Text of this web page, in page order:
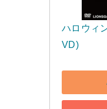
ハロウィ
VD)